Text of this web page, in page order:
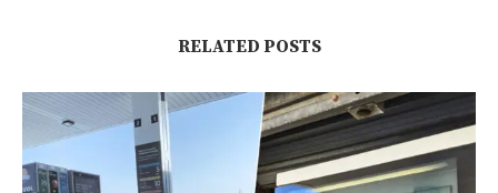
RELATED POSTS